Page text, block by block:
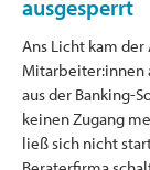
ausgesperrt
Ans Licht kam der
Mitarbeiter:innen
aus der Banking-
keinen Zugang
ließ sich nicht